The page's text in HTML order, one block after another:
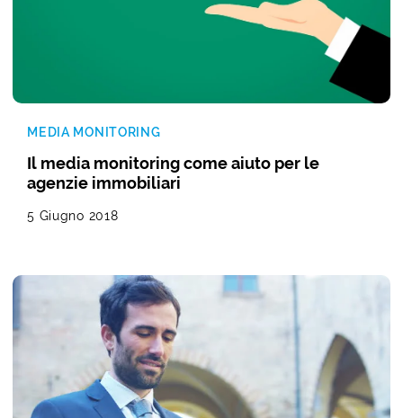
MEDIA MONITORING
Il media monitoring come aiuto per le
agenzie immobiliari
5 Giugno 2018